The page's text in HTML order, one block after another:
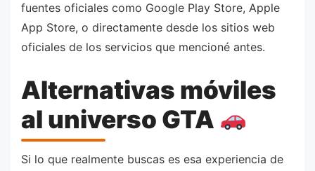
fuentes oficiales como Google Play Store, Apple
App Store, o directamente desde los sitios web
oficiales de los servicios que mencioné antes.
Alternativas móviles
al universo GTA
Si lo que realmente buscas es esa experiencia de